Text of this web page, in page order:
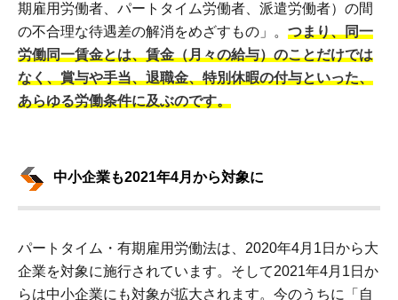
期雇用労働者、パートタイム労働者、派遣労働者）の間
の不合理な待遇差の解消をめざすもの」。 つまり、同一
労働同一賃金とは、賃金（月々の給与）のことだけでは
なく、賞与や手当、退職金、特別休暇の付与といった、
あらゆる労働条件に及ぶのです。
中小企業も2021年4月から対象に
パートタイム・有期雇用労働法は、2020年4月1日から大
企業を対象に施行されています。そして2021年4月1日か
らは中小企業にも対象が拡大されます。今のうちに「自